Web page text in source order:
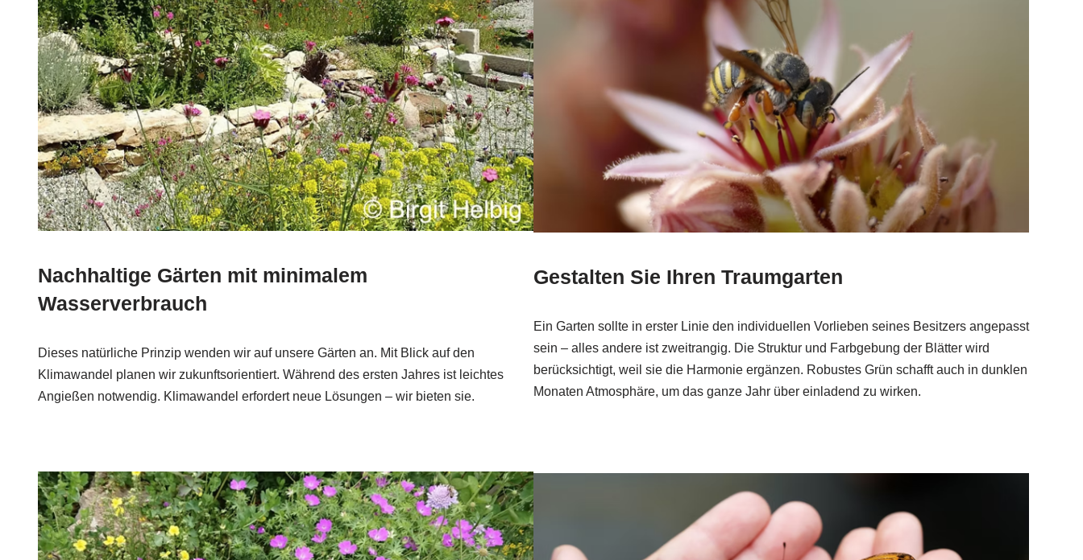
Nachhaltige Gärten mit minimalem
Wasserverbrauch
Dieses natürliche Prinzip wenden wir auf unsere Gärten an. Mit Blick auf den
Klimawandel planen wir zukunftsorientiert. Während des ersten Jahres ist leichtes
Angießen notwendig. Klimawandel erfordert neue Lösungen – wir bieten sie.
Gestalten Sie Ihren Traumgarten
Ein Garten sollte in erster Linie den individuellen Vorlieben seines Besitzers angepasst
sein – alles andere ist zweitrangig. Die Struktur und Farbgebung der Blätter wird
berücksichtigt, weil sie die Harmonie ergänzen. Robustes Grün schafft auch in dunklen
Monaten Atmosphäre, um das ganze Jahr über einladend zu wirken.